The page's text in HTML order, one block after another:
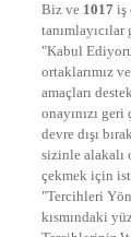
DYG
DYG
Biz ve 1017 iş
"Kabul
ortaklarımız
amaçları
onayınızı
devre dışı
sizinle alakalı
çekmek için
"Tercihleri
kısmındaki